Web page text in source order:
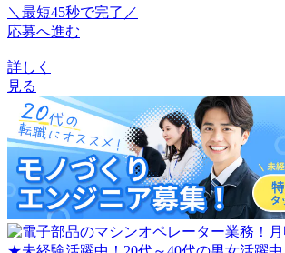
＼最短45秒で完了／
応募へ進む
詳しく
見る